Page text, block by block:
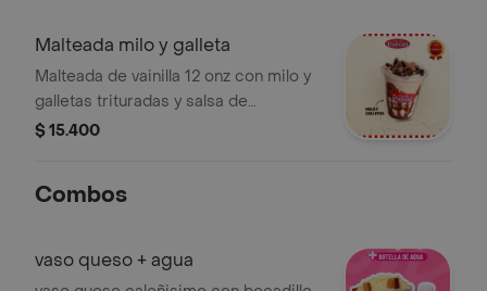
Malteada milo y galleta
Malteada de vainilla 12 onz con milo y
galletas trituradas y salsa de
chocolate y crema chantilly
$ 15.400
Combos
vaso queso + agua